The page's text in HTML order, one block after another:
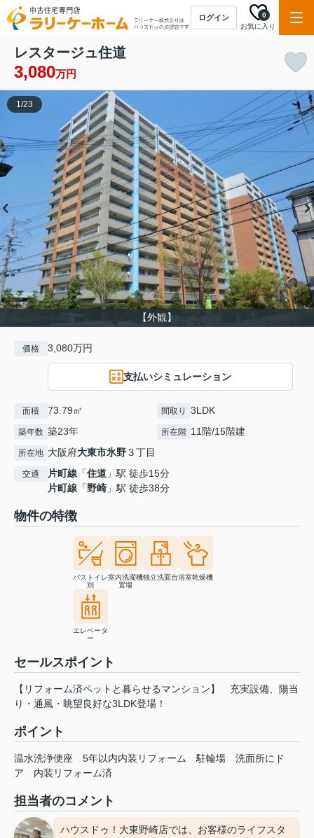
ログイン
お気に入り
0
レスタージュ住道
3,080万円
【外観】
1/23
価格 3,080万円
支払いシミュレーション
面積 73.79㎡ 間取り 3LDK
築年数 築23年 所在階 11階/15階建
所在地 大阪府大東市氷野３丁目
交通 片町線 「住道 」駅 徒歩15分
片町線 「野崎 」駅 徒歩38分
物件の特徴
バストイレ
別
室内洗濯機
置場
独立洗面台浴室乾燥機
エレベータ
ー
セールスポイント
【リフォーム済ペットと暮らせるマンション】 充実設備、陽当
り・通風・眺望良好な3LDK登場！
ポイント
温水洗浄便座 5年以内内装リフォーム 駐輪場
洗面所にド
ア
内装リフォーム済
担当者のコメント
ハウスドゥ！大東野崎店では、お客様のライフスタ